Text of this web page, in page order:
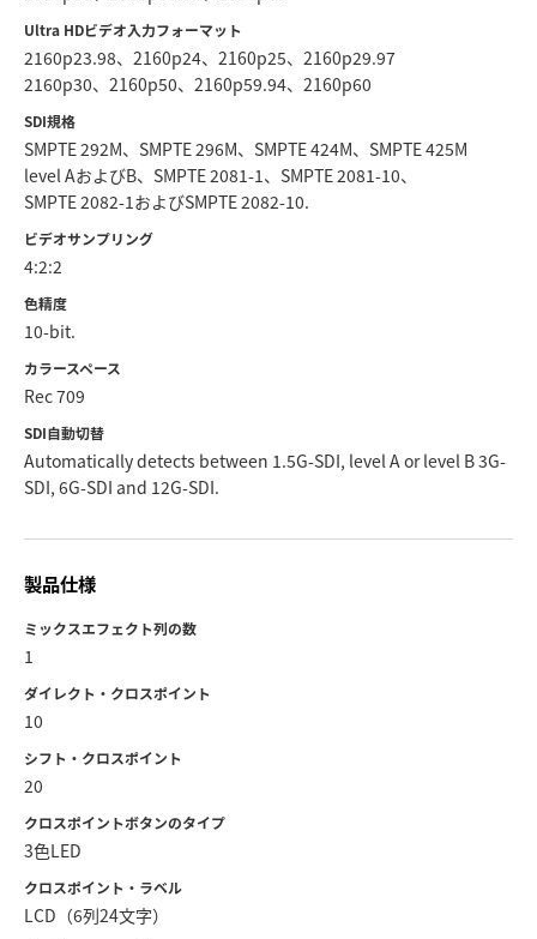
Ultra HDビデオ入力フォーマット
2160p23.98、2160p24、2160p25、2160p29.97
2160p30、2160p50、2160p59.94、2160p60
SDI規格
SMPTE 292M、SMPTE 296M、SMPTE 424M、SMPTE 425M
level AおよびB、SMPTE 2081-1、SMPTE 2081-10、
SMPTE 2082-1およびSMPTE 2082-10.
ビデオサンプリング
4:2:2
色精度
10-bit.
カラースペース
Rec 709
SDI自動切替
Automatically detects between 1.5G-SDI, level A or level B 3G-
SDI, 6G-SDI and 12G-SDI.
製品仕様
ミックスエフェクト列の数
1
ダイレクト・クロスポイント
10
シフト・クロスポイント
20
クロスポイントボタンのタイプ
3色LED
クロスポイント・ラベル
LCD（6列24文字）